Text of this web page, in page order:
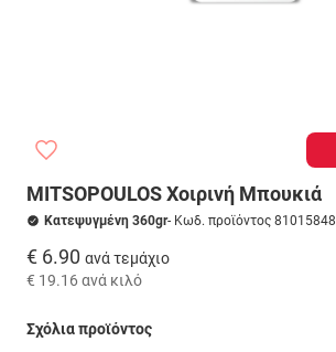
MITSOPOULOS Χοιρινή Μπουκιά
Κατεψυγμένη 360gr- Κωδ. προϊόντος 81015848
€ 6.90 ανά τεμάχιο
€ 19.16 ανά κιλό
Σχόλια προϊόντος